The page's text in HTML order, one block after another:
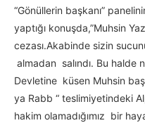
“Gönüllerin başkanı”
yaptığı konuşda,”Muhsin
cezası.Akabinde sizin
almadan salındı. Bu
Devletine küsen Muhsin
ya Rabb “ teslimiyetindeki
hakim olamadığımız bir